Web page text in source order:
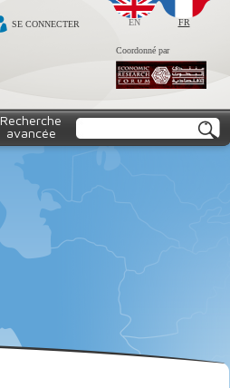
EN FR
SE CONNECTER
Coordonné par
Recherche
avancée